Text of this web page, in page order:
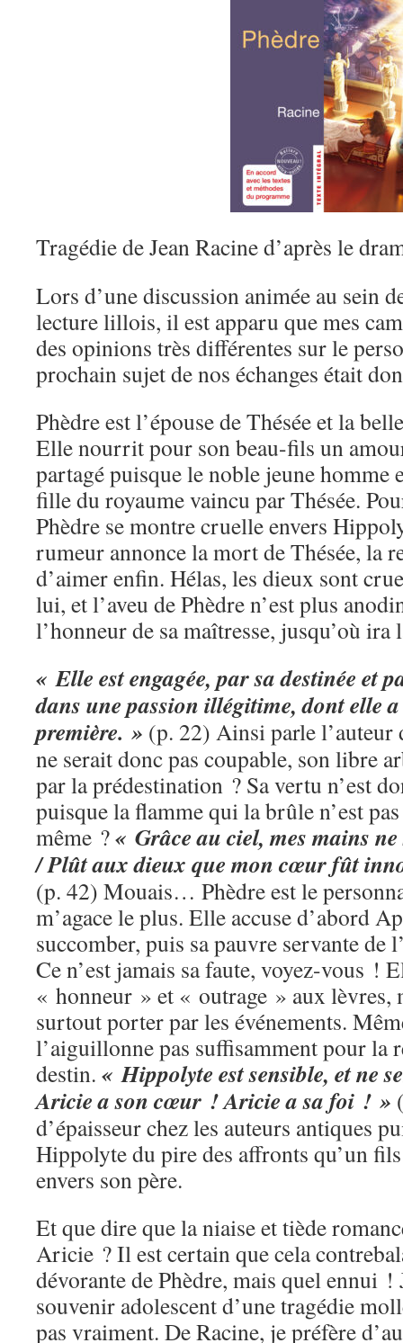
Tragédie de Jean Racine d’après le
Lors d’une discussion animée au sein
lecture lillois, il est apparu que mes
des opinions très différentes sur le
prochain sujet de nos échanges était
Phèdre est l’épouse de Thésée et la
Elle nourrit pour son beau-fils un
partagé puisque le noble jeune homme
fille du royaume vaincu par Thésée.
Phèdre se montre cruelle envers
rumeur annonce la mort de Thésée, la
d’aimer enfin. Hélas, les dieux sont
lui, et l’aveu de Phèdre n’est plus
l’honneur de sa maîtresse, jusqu’où
« Elle est engagée, par sa destinée et
dans une passion illégitime, dont elle
première. » (p. 22) Ainsi parle l’auteur
ne serait donc pas coupable, son libre
par la prédestination ? Sa vertu n’est
puisque la flamme qui la brûle n’est
même ?« Grâce au ciel, mes mains
/ Plût aux dieux que mon cœur fût
(p. 42) Mouais… Phèdre est le
m’agace le plus. Elle accuse d’abord
succomber, puis sa pauvre servante de
Ce n’est jamais sa faute, voyez-vous !
« honneur » et « outrage » aux lèvres,
surtout porter par les événements.
l’aiguillonne pas suffisamment pour la
destin. « Hippolyte est sensible, et ne
Aricie a son cœur ! Aricie a sa foi ! »
d’épaisseur chez les auteurs antiques
Hippolyte du pire des affronts qu’un
envers son père.
Et que dire que la niaise et tiède
Aricie ? Il est certain que cela
dévorante de Phèdre, mais quel ennui !
souvenir adolescent d’une tragédie
pas vraiment. De Racine, je préfère